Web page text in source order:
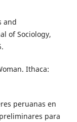
and
of Sociology,
Ithaca:
peruanas en
para